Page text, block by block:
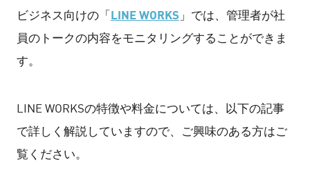
ビジネス向けの「LINE WORKS 」では、管理者が社
員のトークの内容をモニタリングすることができま
す。
LINE WORKSの特徴や料金については、以下の記事
で詳しく解説していますので、ご興味のある方はご
覧ください。